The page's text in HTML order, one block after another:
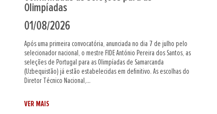
no dia 7 de julho pelo
Pereira dos Santos, as
de Samarcanda
definitivo. As escolhas do
No próximo dia 30 de agosto a cidade da Maia,
Campeonatos Nacionais Femininos de Rápidas
provas individuais que abrem a semana de
organizada neste recinto e que atribuem dois